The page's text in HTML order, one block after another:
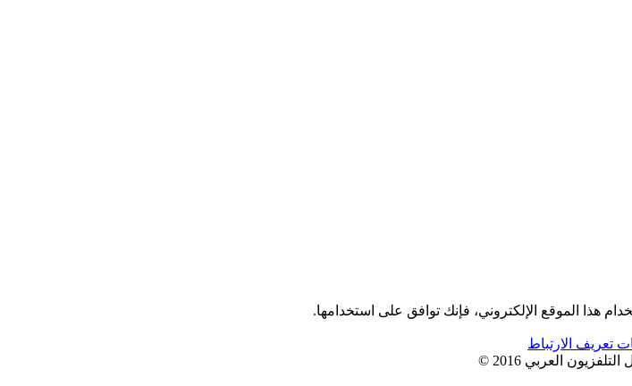
هذا الموقع الإلكتروني، فإنك توافق على استخدامها.
تعريف الارتباط
العربي 2016 ©